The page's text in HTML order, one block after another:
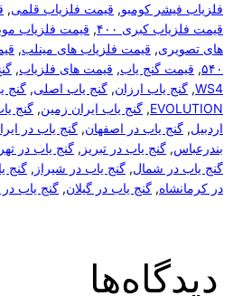
کومبو, قیمت فلزیاب قلمی , قیمت فلزیاب
کبری ۴۰۰
, قیمت فلزیاب موبایلی, قیمت
قیمت فلزیاب های مینلب, قیمت فلزیاب
گنج یاب , قیمت های فلزیاب, گنج یاب,
یاب ارزان , گنج یاب اصلی , گنج یاب اوولوشن
, گنج یاب ایران زمین, گنج یاب تصویری,
یاب در اصفهان, گنج یاب در ایران, گنج یاب در
گنج یاب در تبریز, گنج یاب در تهران, گنج یاب
شمال, گنج یاب در شیراز , گنج یاب در کرمان ,
گنج یاب در گیلان, گنج یاب در مازندران,